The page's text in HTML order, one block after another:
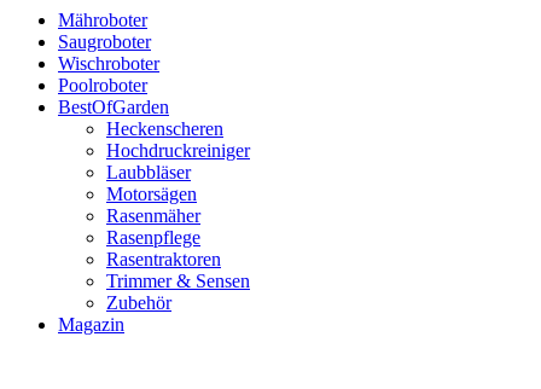
Mähroboter
Saugroboter
Wischroboter
Poolroboter
BestOfGarden
Heckenscheren
Hochdruckreiniger
Laubbläser
Motorsägen
Rasenmäher
Rasenpflege
Rasentraktoren
Trimmer & Sensen
Zubehör
Magazin